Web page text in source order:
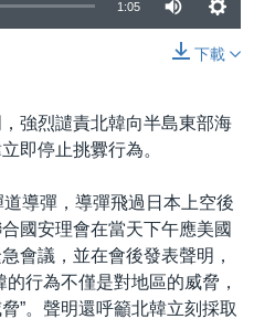
1:05
下載
強烈譴責北韓向半島東部海
即停止挑釁行為。
導彈，導彈飛過日本上空後
國安理會在當天下午應美國
會議，並在會後發表聲明，
行為不僅是對地區的威脅，
”。聲明還呼籲北韓立刻採取